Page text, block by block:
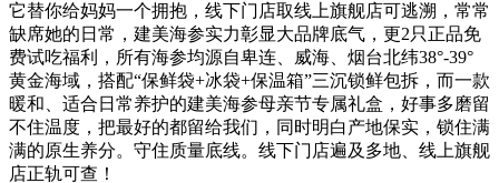
它替你给妈妈一个拥抱，线下门店取线上旗舰店可逃溯，常常
缺席她的日常，建美海参实力彰显大品牌底气，更2只正品免
费试吃福利，所有海参均源自卑连、威海、烟台北纬38°-39°
黄金海域，搭配“保鲜袋+冰袋+保温箱”三沉锁鲜包拆，而一款
暖和、适合日常养护的建美海参母亲节专属礼盒，好事多磨留
不住温度，把最好的都留给我们，同时明白产地保实，锁住满
满的原生养分。守住质量底线。线下门店遍及多地、线上旗舰
店正轨可查！